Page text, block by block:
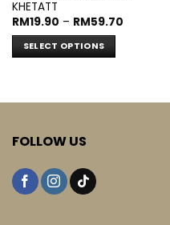
KHETATT
RM19.90 – RM59.70Price
SELECT OPTIONS
has
The
options
may
FOLLOW US